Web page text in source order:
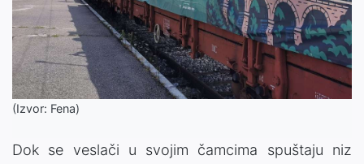
(Izvor: Fena)
Dok se veslači u svojim čamcima spuštaju niz